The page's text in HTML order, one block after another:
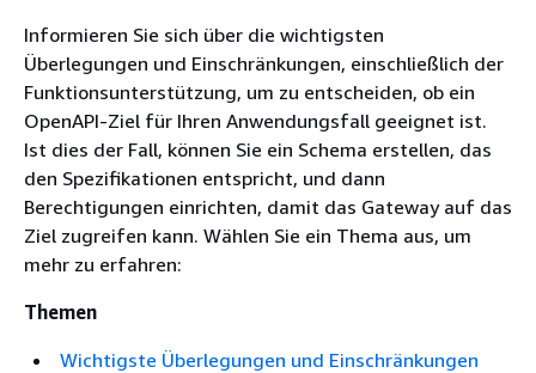
Informieren Sie sich über die wichtigsten
Überlegungen und Einschränkungen, einschließlich der
Funktionsunterstützung, um zu entscheiden, ob ein
OpenAPI-Ziel für Ihren Anwendungsfall geeignet ist.
Ist dies der Fall, können Sie ein Schema erstellen, das
den Spezifikationen entspricht, und dann
Berechtigungen einrichten, damit das Gateway auf das
Ziel zugreifen kann. Wählen Sie ein Thema aus, um
mehr zu erfahren:
Themen
Wichtigste Überlegungen und Einschränkungen